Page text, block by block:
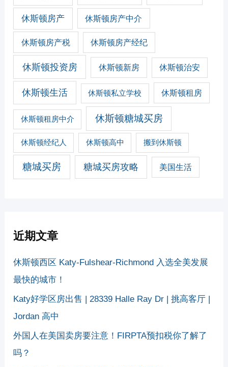
休斯顿房产 休斯顿房产中介
休斯顿房产税 休斯顿房产经纪
休斯顿投资房 休斯顿新房 休斯顿治安
休斯顿生活 休斯顿私立学校 休斯顿租房
休斯顿租房中介 休斯顿糖城买房
休斯顿经纪人 休斯顿高中 搬到休斯顿
糖城买房 糖城买房攻略 美国生活
近期文章
休斯顿西区 Katy-Fulshear-Richmond 入选全美发展
最快的城市！
Katy好学区房出售 | 28339 Halle Ray Dr | 挑高客厅 |
Jordan 高中
外国人在美国卖房要注意！FIRPTA预扣税你了解了
吗？